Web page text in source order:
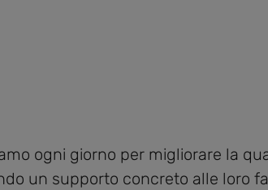
ogni giorno per migliorare la
un supporto concreto alle loro